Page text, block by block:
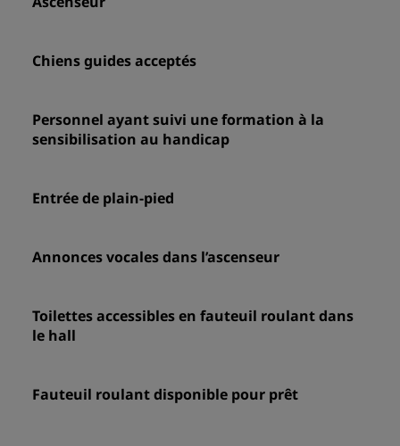
Chiens guides acceptés
Personnel ayant suivi une formation à la
sensibilisation au handicap
Entrée de plain-pied
Annonces vocales dans l’ascenseur
Toilettes accessibles en fauteuil roulant dans
le hall
Fauteuil roulant disponible pour prêt